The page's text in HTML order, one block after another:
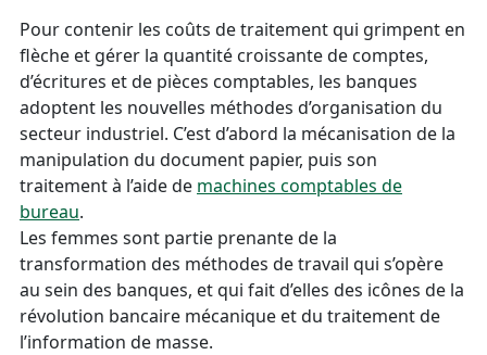
Pour contenir les coûts de traitement qui grimpent en
flèche et gérer la quantité croissante de comptes,
d’écritures et de pièces comptables, les banques
adoptent les nouvelles méthodes d’organisation du
secteur industriel. C’est d’abord la mécanisation de la
manipulation du document papier, puis son
traitement à l’aide de machines comptables de
bureau.
Les femmes sont partie prenante de la
transformation des méthodes de travail qui s’opère
au sein des banques, et qui fait d’elles des icônes de la
révolution bancaire mécanique et du traitement de
l’information de masse.